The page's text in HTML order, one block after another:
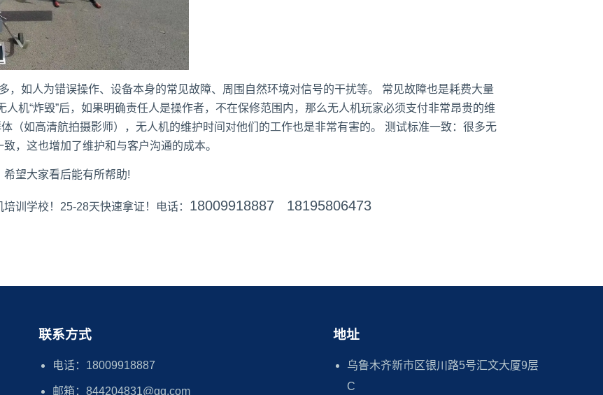
，如人为错误操作、设备本身的常见故障、周围自然环境对信号的干扰等。 常见故障也是耗费大量
机“炸毁”后，如果明确责任人是操作者，不在保修范围内，那么无人机玩家必须支付非常昂贵的维
（如高清航拍摄影师），无人机的维护时间对他们的工作也是非常有害的。 测试标准一致：很多无
，这也增加了维护和与客户沟通的成本。
望大家看后能有所帮助!
培训学校！25-28天快速拿证！电话： 18009918887 18195806473
联系方式
电话：18009918887
邮箱：844204831@qq.com
地址
乌鲁木齐新市区银川路5号汇文大厦9层
C